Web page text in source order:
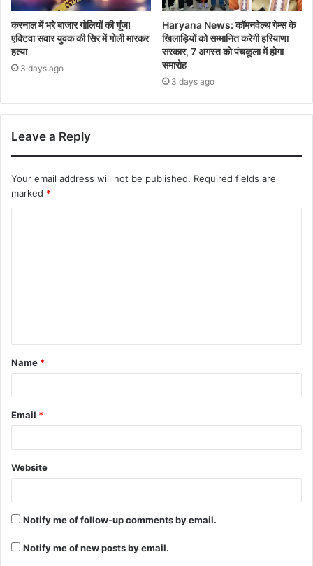
करनाल में भरे बाजार गोलियों की गूंज!
एक्टिवा सवार युवक की सिर में गोली मारकर
हत्या
3 days ago
Haryana News: कॉमनवेल्थ गेम्स के
खिलाड़ियों को सम्मानित करेगी हरियाणा
सरकार, 7 अगस्त को पंचकूला में होगा
समारोह
3 days ago
Leave a Reply
Your email address will not be published. Required fields are
marked *
Name *
Email *
Website
Notify me of follow-up comments by email.
Notify me of new posts by email.